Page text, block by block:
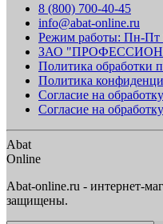
8 (800) 700-40-45
info@abat-online.ru
Режим работы: Пн-Пт
ЗАО
Политика обработки
Политика
Согласие на
Согласие на
Abat
Online
Abat-online.ru - интернет-
защищены.